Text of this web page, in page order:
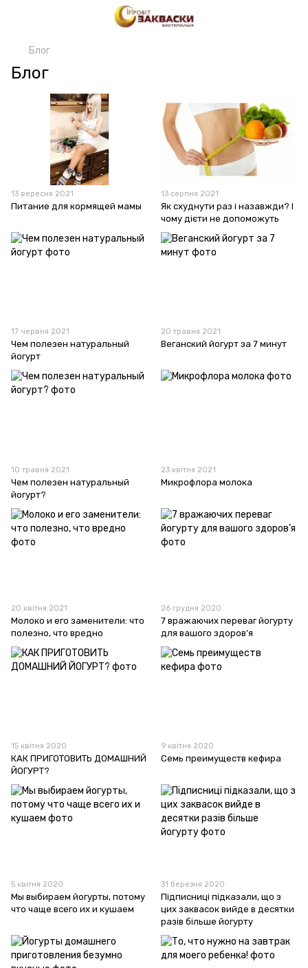
Блог
Блог
13 вересня 2021
Питание для кормящей мамы
13 серпня 2021
Як схуднути раз і назавжди? І
чому дієти не допоможуть
17 червня 2021
Чем полезен натуральный
йогурт
20 травня 2021
Веганский йогурт за 7 минут
10 травня 2021
Чем полезен натуральный
йогурт?
23 квітня 2021
Микрофлора молока
20 квітня 2021
Молоко и его заменители: что
полезно, что вредно
26 грудня 2020
7 вражаючих переваг йогурту
для вашого здоров’я
15 квітня 2020
КАК ПРИГОТОВИТЬ ДОМАШНИЙ
ЙОГУРТ?
9 квітня 2020
Семь преимуществ кефира
5 квітня 2020
Мы выбираем йогурты, потому
что чаще всего их и кушаем
31 березня 2020
Підписниці підказали, що з
цих заквасок вийде в десятки
разів більше йогурту